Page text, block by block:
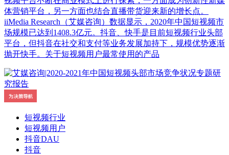
体营销平台，另一方面也结合直播带货迎来新的增长点。
iiMedia Research（艾媒咨询）数据显示，2020年中国短视频市
场规模已达到1408.3亿元。抖音、快手是目前短视频行业头部
平台，但抖音在社交和支付等业务发展加持下，规模优势逐渐
抛开快手。关于短视频用户最常使用的产品
短视频行业
短视频用户
抖音DAU
抖音